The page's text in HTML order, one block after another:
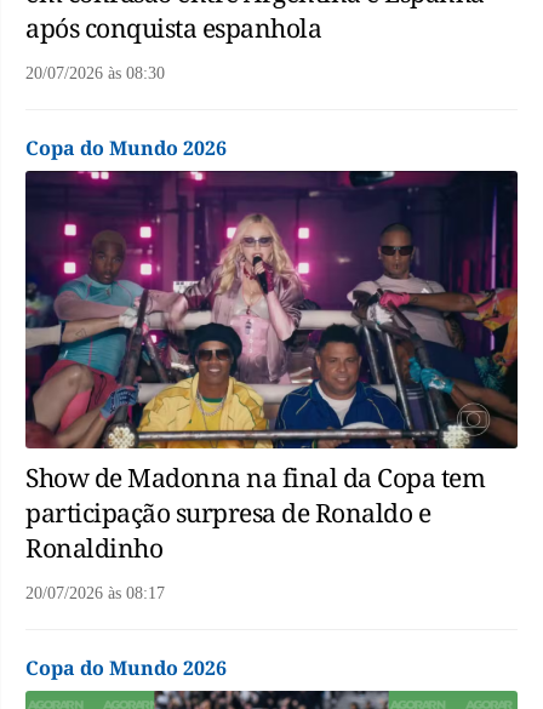
após conquista espanhola
20/07/2026 às 08:30
Copa do Mundo 2026
Show de Madonna na final da Copa tem
participação surpresa de Ronaldo e
Ronaldinho
20/07/2026 às 08:17
Copa do Mundo 2026